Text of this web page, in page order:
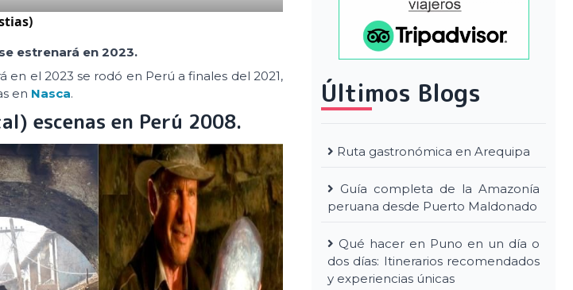
estrenará en 2023.
en el 2023 se rodó en Perú a finales del 2021,
en Nasca.
escenas en Perú 2008.
Últimos Blogs
Ruta gastronómica en Arequipa
Guía completa de la Amazonía
peruana desde Puerto Maldonado
Qué hacer en Puno en un día o
dos días: Itinerarios recomendados
y experiencias únicas